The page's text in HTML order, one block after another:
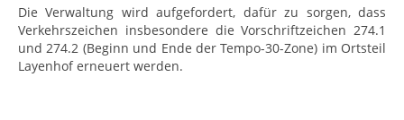
Die Verwaltung wird aufgefordert, dafür zu sorgen, dass
Verkehrszeichen insbesondere die Vorschriftzeichen 274.1
und 274.2 (Beginn und Ende der Tempo-30-Zone) im Ortsteil
Layenhof erneuert werden.